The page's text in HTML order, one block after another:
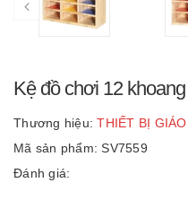
Kệ đồ chơi 12 khoang
Thương hiệu: THIẾT BỊ
Mã sản phẩm: SV7559
Đánh giá: